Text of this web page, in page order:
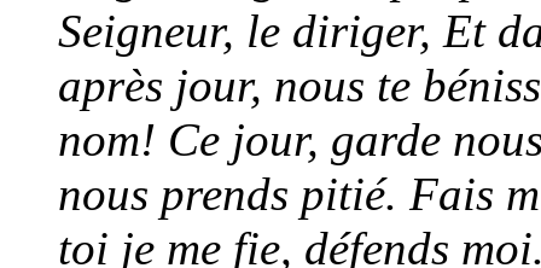
Seigneur, le diriger, Et
après jour, nous te
nom! Ce jour, garde
nous prends pitié. Fais
toi je me fie, défends